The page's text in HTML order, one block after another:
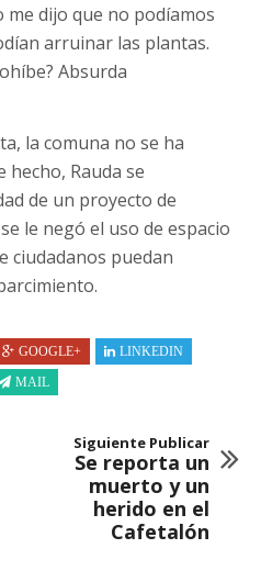
me dijo que no podíamos
arruinar las plantas.
Absurda
la comuna no se ha
Rauda se
de un proyecto de
le negó el uso de espacio
ciudadanos puedan
GOOGLE+
LINKEDIN
MAIL
Siguiente Publicar
Se reporta un
muerto y un
herido en el
Cafetalón